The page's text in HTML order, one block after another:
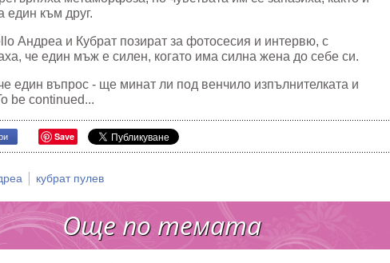
един към друг.
Андреа и Кубрат позират за фотосесия и интервю, с
че един мъж е силен, когато има силна жена до себе си.
един въпрос - ще минат ли под венчило изпълнителката и
be continued...
Save
| кубрат пулев
Още по темата